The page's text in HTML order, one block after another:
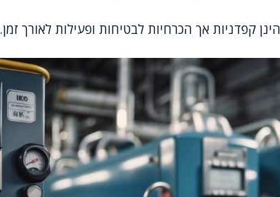
קפדניות אך הכרחיות לבטיחות ופעילות לאורך זמן.